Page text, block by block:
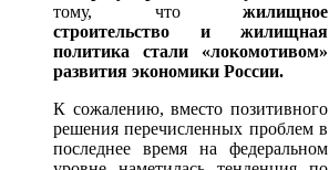
тому, чтожилищное
строительство и жилищная
политика стали «локомотивом»
развития экономики России.
К сожалению, вместо позитивного
решения перечисленных проблем в
последнее время на федеральном